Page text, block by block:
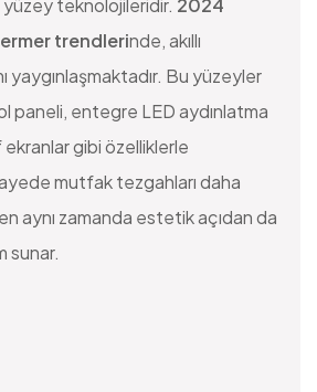
trendlerinde, akıllı
yaygınlaşmaktadır. Bu yüzeyler
paneli, entegre LED aydınlatma
gibi özelliklerle
mutfak tezgahları daha
aynı zamanda estetik açıdan da
sunar.